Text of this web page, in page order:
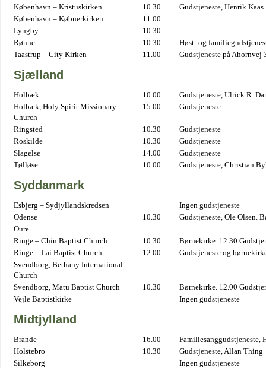
København – Kristuskirken
10.30
Gudstjeneste, Henrik Kaas
København – Købnerkirken
11.00
Lyngby
10.30
Rønne
10.30
Høst- og
Taastrup – City Kirken
11.00 Gudstjeneste på Ahornvej
Sjælland
Holbæk 10.00
Gudstjeneste, Ulrick R.
Holbæk, Holy Spirit Missionary
Church
15.00 Gudstjeneste
Ringsted 10.30
Gudstjeneste
Roskilde
10.30
Gudstjeneste
Slagelse
14.00
Gudstjeneste
Tølløse
10.00 Gudstjeneste, Christian
Syddanmark
Esbjerg – Sydjyllandskredsen
Ingen gudstjeneste
Odense
10.30
Gudstjeneste, Ole Olsen.
Oure
Ringe – Chin Baptist Church
10.30
Børnekirke. 12.30
Ringe – Lai Baptist Church
12.00
Gudstjeneste og
Svendborg, Bethany International
Church
Svendborg, Matu Baptist Church
10.30
Børnekirke. 12.00
Vejle Baptistkirke
Ingen gudstjeneste
Midtjylland
Brande 16.00
Familiesanggudstjeneste,
Holstebro
10.30
Gudstjeneste, Allan Thing
Silkeborg
Ingen gudstjeneste